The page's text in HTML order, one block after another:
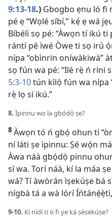
9:13-18.) Gbogbo ẹnu ló fi
pé ẹ “Wọlé síbí,” kẹ́ ẹ wá
Bíbélì sọ pé: “Àwọn tí ikú ti
rántí pé ìwé Òwe ti sọ irú
nípa “obìnrin oníwàkiwà”
sọ fún wa pé: “Ilé rẹ̀ ń rini
5:3-10tún kìlọ̀ fún wa nípa
rẹ̀ lọ sí ikú.”
8. Ìpinnu wo la gbọ́dọ̀ ṣe?
8 Àwọn tó ń gbọ́ ohun tí
ní láti ṣe ìpinnu: Ṣé wọ́n
Àwa náà gbọ́dọ̀ pinnu
sí wa. Torí náà, kí la máa
wá? Tí àwòrán ìṣekúṣe bá
nígbà tá a wà lórí
9-10. Kí nìdí tí ò fi yẹ ká ṣèṣekúṣe?